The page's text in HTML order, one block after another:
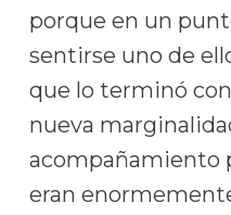
porque en un
sentirse uno de
que lo terminó
nueva
acompañamiento
eran